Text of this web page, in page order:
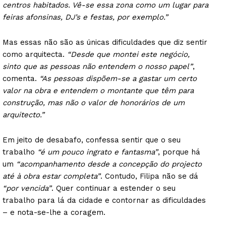
Guimarães, agora!
SUBSCREVA JÁ!
Institucional
centros habitados. Vê-se essa zona como um lugar para
feiras afonsinas, DJ’s e festas, por exemplo.”
Mas essas não são as únicas dificuldades que diz sentir
como arquitecta. “Desde que montei este negócio,
sinto que as pessoas não entendem o nosso papel”,
comenta. “As pessoas dispõem-se a gastar um certo
valor na obra e entendem o montante que têm para
construção, mas não o valor de honorários de um
arquitecto.”
Em jeito de desabafo, confessa sentir que o seu
trabalho “é um pouco ingrato e fantasma”, porque há
um “acompanhamento desde a concepção do projecto
até à obra estar completa”. Contudo, Filipa não se dá
“por vencida”. Quer continuar a estender o seu
trabalho para lá da cidade e contornar as dificuldades
– e nota-se-lhe a coragem.